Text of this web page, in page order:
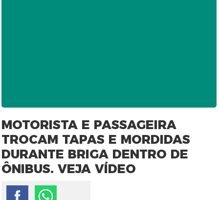
MOTORISTA E PASSAGEIRA
TROCAM TAPAS E MORDIDAS
DURANTE BRIGA DENTRO DE
ÔNIBUS. VEJA VÍDEO